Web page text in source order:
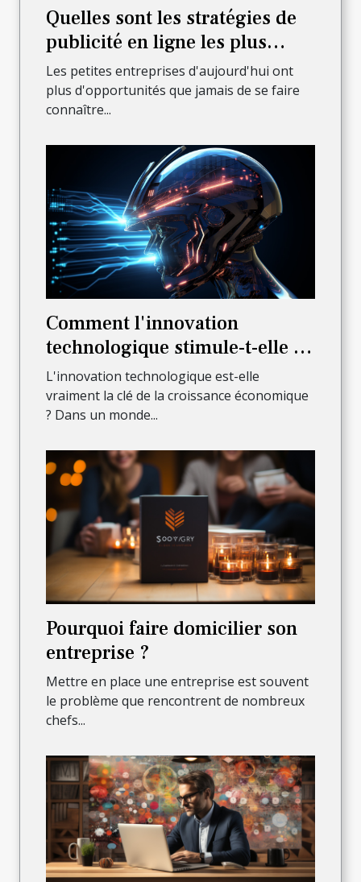
Quelles sont les stratégies de
publicité en ligne les plus
efficaces pour les petites
entreprises ?
Les petites entreprises d'aujourd'hui ont
plus d'opportunités que jamais de se faire
connaître...
Comment l'innovation
technologique stimule-t-elle la
croissance économique?
L'innovation technologique est-elle
vraiment la clé de la croissance économique
? Dans un monde...
Pourquoi faire domicilier son
entreprise ?
Mettre en place une entreprise est souvent
le problème que rencontrent de nombreux
chefs...